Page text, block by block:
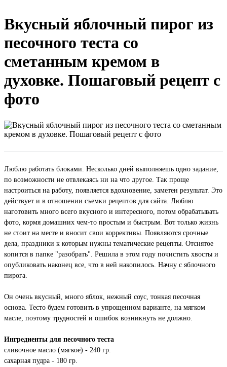
Вкусный яблочный пирог из
песочного теста со
сметанным кремом в
духовке. Пошаговый рецепт с
фото
Люблю работать блоками. Несколько дней выполняешь одно задание,
по возможности не отвлекаясь ни на что другое. Так проще
настроиться на работу, появляется вдохновение, заметен результат. Это
действует и в отношении съемки рецептов для сайта. Люблю
наготовить много всего вкусного и интересного, потом обрабатывать
фото, кормя домашних чем-то простым и быстрым. Вот только жизнь
не стоит на месте и вносит свои коррективы. Появляются срочные
дела, праздники к которым нужны тематические рецепты. Отснятое
копится в папке "разобрать". Решила в этом году почистить хвосты и
опубликовать наконец все, что в ней накопилось. Начну с яблочного
пирога.
Он очень вкусный, много яблок, нежный соус, тонкая песочная
основа. Тесто будем готовить в упрощенном варианте, на мягком
масле, поэтому трудностей и ошибок возникнуть не должно.
Ингредиенты для песочного теста
сливочное масло (мягкое) - 240 гр.
сахарная пудра - 180 гр.